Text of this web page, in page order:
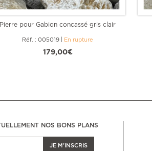
Pierre pour Gabion concassé gris clair
Réf. : 005019 En rupture
179,00€
NOS BONS PLANS
JE M'INSCRIS